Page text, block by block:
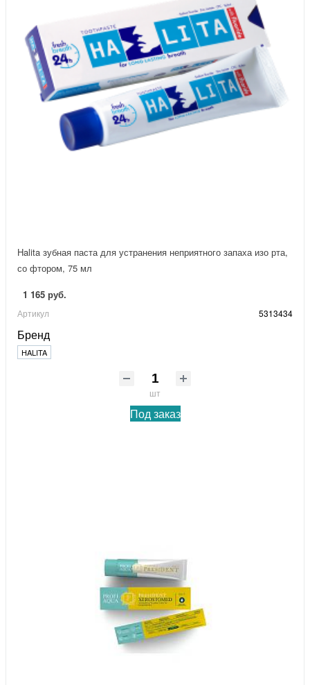
Halita зубная паста для устранения неприятного запаха изо рта,
со фтором, 75 мл
1 165 руб.
Артикул 5313434
Бренд
HALITA
шт
Под заказ